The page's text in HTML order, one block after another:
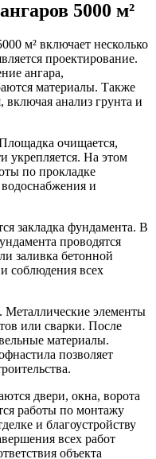
5000 м²
м² включает несколько
проектирование.
ангара,
материалы. Также
анализ грунта и
очищается,
укрепляется. На этом
по прокладке
и
закладка фундамента. В
проводятся
заливка бетонной
соблюдения всех
Металлические элементы
или сварки. После
материалы.
позволяет
двери, окна, ворота
работы по монтажу
и благоустройству
всех работ
объекта